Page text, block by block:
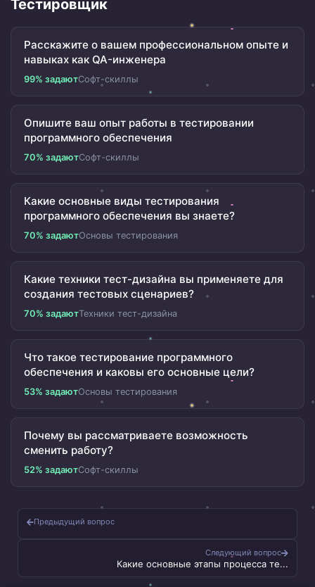
Тестировщик
Расскажите о вашем профессиональном опыте и
навыках как QA-инженера
99% задаютСофт-скиллы
Опишите ваш опыт работы в тестировании
программного обеспечения
70% задаютСофт-скиллы
Какие основные виды тестирования
программного обеспечения вы знаете?
70% задаютОсновы тестирования
Какие техники тест-дизайна вы применяете для
создания тестовых сценариев?
70% задаютТехники тест-дизайна
Что такое тестирование программного
обеспечения и каковы его основные цели?
53% задаютОсновы тестирования
Почему вы рассматриваете возможность
сменить работу?
52% задаютСофт-скиллы
Предыдущий вопрос
Следующий вопрос
Какие основные этапы процесса те...